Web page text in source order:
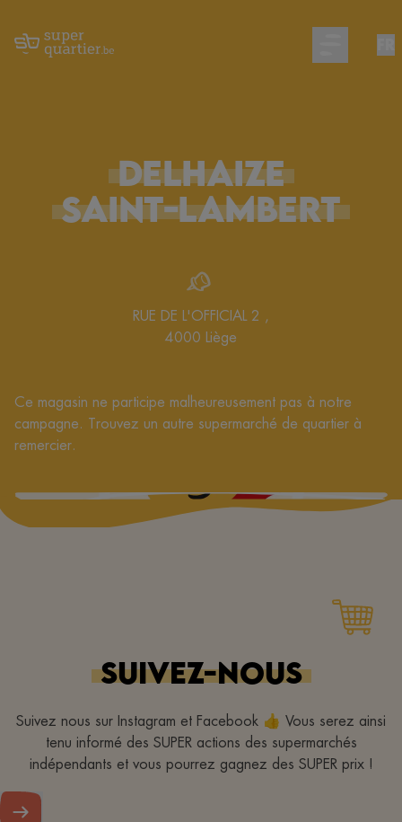
Open main
DELHAIZE
SAINT-LAMBERT
RUE DE L'OFFICIAL 2 ,
4000 Liège
Ce magasin ne participe malheureusement pas à notre
campagne. Trouvez un autre supermarché de quartier à
remercier.
SUIVEZ-NOUS
Suivez nous sur Instagram et Facebook 👍 Vous serez ainsi
tenu informé des SUPER actions des supermarchés
indépendants et vous pourrez gagnez des SUPER prix !